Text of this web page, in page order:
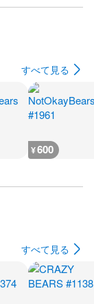
すべて見る
¥600
すべて見る